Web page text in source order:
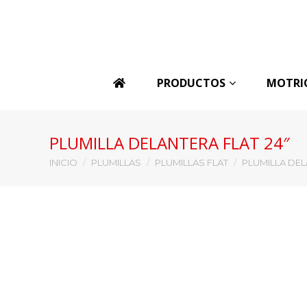
PRODUCTOS
PLUMILLA DELANTERA FLAT 24″
Estás aquí:
INICIO PLUMILLAS PLUMILLAS FLAT PLUMILLA